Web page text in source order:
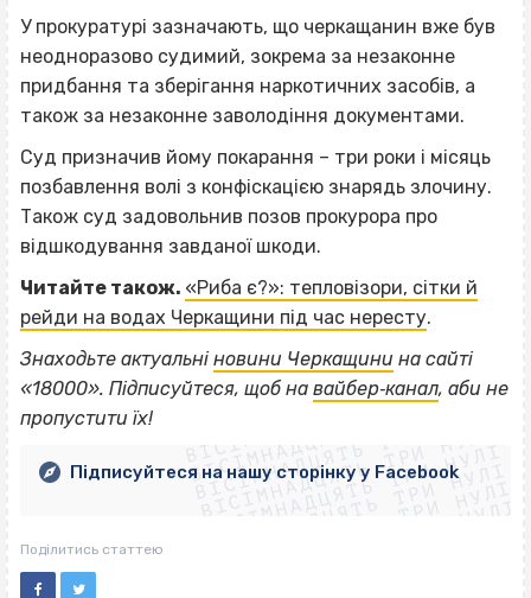
У прокуратурі зазначають, що черкащанин вже був
неодноразово судимий, зокрема за незаконне
придбання та зберігання наркотичних засобів, а
також за незаконне заволодіння документами.
Суд призначив йому покарання – три роки і місяць
позбавлення волі з конфіскацією знарядь злочину.
Також суд задовольнив позов прокурора про
відшкодування завданої шкоди.
Читайте також. «Риба є?»: тепловізори, сітки й
рейди на водах Черкащини під час нересту.
Знаходьте актуальні новини Черкащини на сайті
«18000». Підписуйтеся, щоб на вайбер‐канал, аби не
пропустити їх!
ВІСІМНАДЦЯТЬ ТРИ НУЛІ
ВІСІМНАДЦЯТЬ ТРИ НУЛІ
ВІСІМНАДЦЯТЬ ТРИ НУЛІ
ВІСІМНАДЦЯТЬ ТРИ НУЛІ
ВІСІМНАДЦЯТЬ ТРИ НУЛІ
ВІСІМНАДЦЯТЬ ТРИ НУЛІ
ВІСІМНАДЦЯТЬ ТРИ НУЛІ
ВІСІМНАДЦЯТЬ ТРИ НУЛІ
Підписуйтеся на нашу сторінку у Facebook
Поділитись статтею